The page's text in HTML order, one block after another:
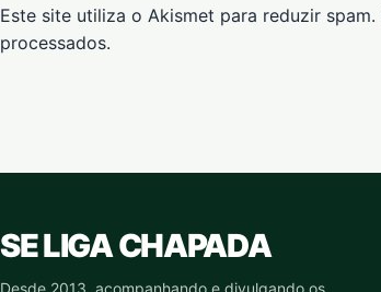
Este site utiliza o Akismet para reduzir spam.
processados.
SE LIGA CHAPADA